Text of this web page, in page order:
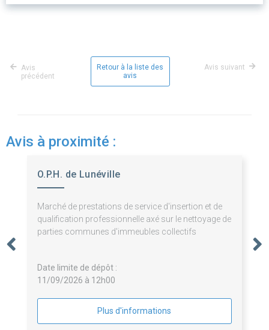
Avis
précédent
Retour à la liste des
avis
Avis suivant
Avis à proximité :
O.P.H. de Lunéville
Marché de prestations de service d'insertion et de
qualification professionnelle axé sur le nettoyage de
parties communes d'immeubles collectifs
Date limite de dépôt :
11/09/2026 à 12h00
Plus d'informations